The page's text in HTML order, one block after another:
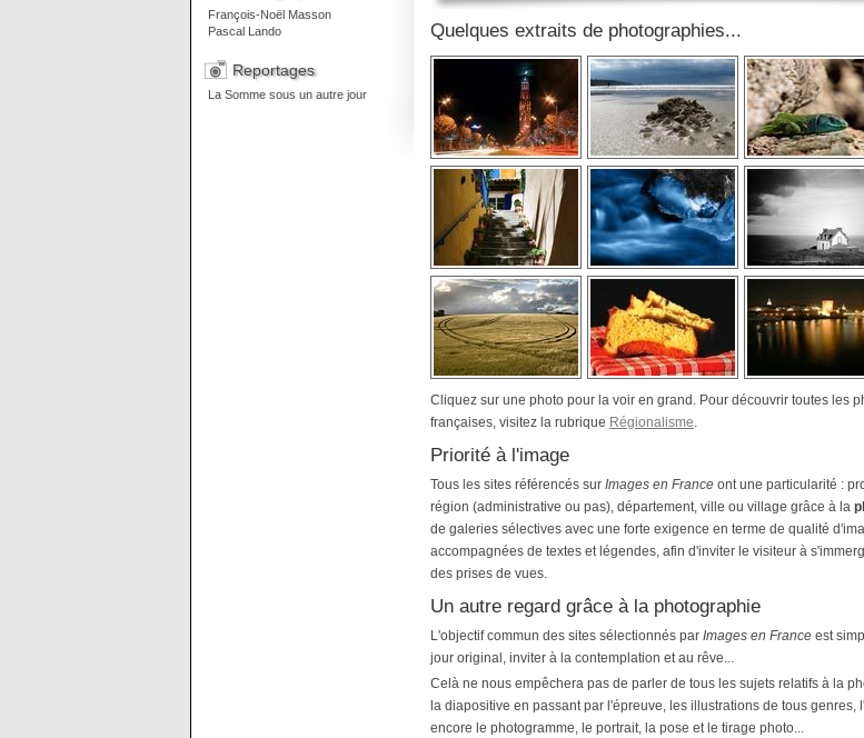
Quelques extraits de photographies...
Cliquez sur une photo pour la voir en grand. Pour découvrir toutes les
françaises, visitez la rubrique Régionalisme.
Priorité à l'image
Tous les sites référencés sur Images en France ont une particularité :
région (administrative ou pas), département, ville ou village grâce à la
de galeries sélectives avec une forte exigence en terme de qualité
accompagnées de textes et légendes, afin d'inviter le visiteur à
des prises de vues.
Un autre regard grâce à la photographie
L'objectif commun des sites sélectionnés par Images en France est
jour original, inviter à la contemplation et au rêve...
Celà ne nous empêchera pas de parler de tous les sujets relatifs à la
la diapositive en passant par l'épreuve, les illustrations de tous
encore le photogramme, le portrait, la pose et le tirage photo...
François-Noël Masson
Pascal Lando
Reportages
La Somme sous un autre jour